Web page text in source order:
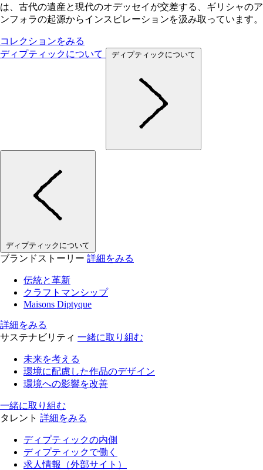
は、古代の遺産と現代のオデッセイが交差する、ギリシャのア
ンフォラの起源からインスピレーションを汲み取っています。
コレクションをみる
ディプティックについて
ディプティックについて
ディプティックについて
ブランドストーリー 詳細をみる
伝統と革新
クラフトマンシップ
Maisons Diptyque
詳細をみる
サステナビリティ 一緒に取り組む
未来を考える
環境に配慮した作品のデザイン
環境への影響を改善
一緒に取り組む
タレント 詳細をみる
ディプティックの内側
ディプティックで働く
求人情報（外部サイト）